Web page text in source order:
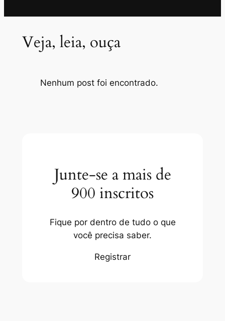
Veja, leia, ouça
Nenhum post foi encontrado.
Junte-se a mais de
900 inscritos
Fique por dentro de tudo o que
você precisa saber.
Registrar